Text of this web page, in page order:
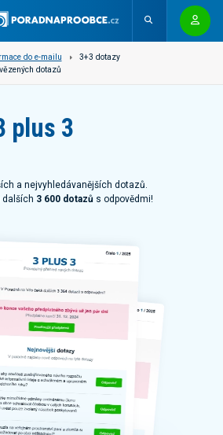
do e-mailu
3+3 dotazy
dotazů
plus 3
a nejvyhledávanějších dotazů.
dalších 3 600 dotazů s odpovědmi!